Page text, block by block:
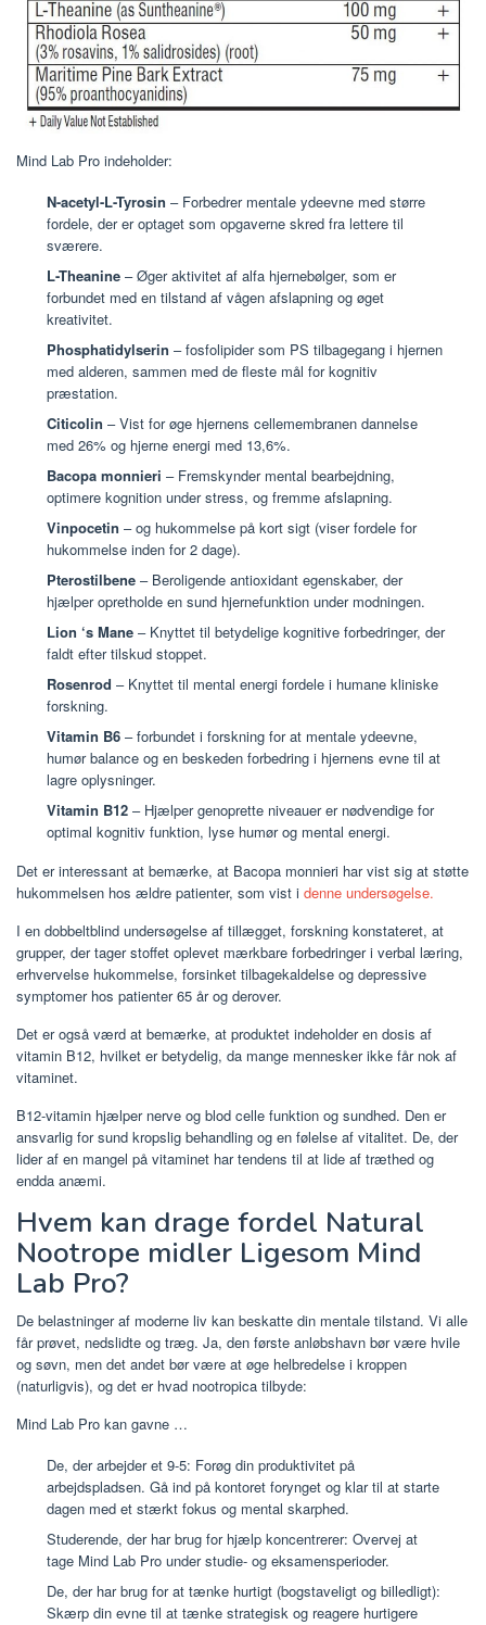
Mind Lab Pro indeholder:
N-acetyl-L-Tyrosin – Forbedrer mentale ydeevne med større
fordele, der er optaget som opgaverne skred fra lettere til
sværere.
L-Theanine – Øger aktivitet af alfa hjernebølger, som er
forbundet med en tilstand af vågen afslapning og øget
kreativitet.
Phosphatidylserin – fosfolipider som PS tilbagegang i hjernen
med alderen, sammen med de fleste mål for kognitiv
præstation.
Citicolin – Vist for øge hjernens cellemembranen dannelse
med 26% og hjerne energi med 13,6%.
Bacopa monnieri – Fremskynder mental bearbejdning,
optimere kognition under stress, og fremme afslapning.
Vinpocetin – og hukommelse på kort sigt (viser fordele for
hukommelse inden for 2 dage).
Pterostilbene – Beroligende antioxidant egenskaber, der
hjælper opretholde en sund hjernefunktion under modningen.
Lion ‘s Mane – Knyttet til betydelige kognitive forbedringer, der
faldt efter tilskud stoppet.
Rosenrod – Knyttet til mental energi fordele i humane kliniske
forskning.
Vitamin B6 – forbundet i forskning for at mentale ydeevne,
humør balance og en beskeden forbedring i hjernens evne til at
lagre oplysninger.
Vitamin B12 – Hjælper genoprette niveauer er nødvendige for
optimal kognitiv funktion, lyse humør og mental energi.
Det er interessant at bemærke, at Bacopa monnieri har vist sig at støtte
hukommelsen hos ældre patienter, som vist i denne undersøgelse.
I en dobbeltblind undersøgelse af tillægget, forskning konstateret, at
grupper, der tager stoffet oplevet mærkbare forbedringer i verbal læring,
erhvervelse hukommelse, forsinket tilbagekaldelse og depressive
symptomer hos patienter 65 år og derover.
Det er også værd at bemærke, at produktet indeholder en dosis af
vitamin B12, hvilket er betydelig, da mange mennesker ikke får nok af
vitaminet.
B12-vitamin hjælper nerve og blod celle funktion og sundhed. Den er
ansvarlig for sund kropslig behandling og en følelse af vitalitet. De, der
lider af en mangel på vitaminet har tendens til at lide af træthed og
endda anæmi.
Hvem kan drage fordel Natural
Nootrope midler Ligesom Mind
Lab Pro?
De belastninger af moderne liv kan beskatte din mentale tilstand. Vi alle
får prøvet, nedslidte og træg. Ja, den første anløbshavn bør være hvile
og søvn, men det andet bør være at øge helbredelse i kroppen
(naturligvis), og det er hvad nootropica tilbyde:
Mind Lab Pro kan gavne …
De, der arbejder et 9-5: Forøg din produktivitet på
arbejdspladsen. Gå ind på kontoret forynget og klar til at starte
dagen med et stærkt fokus og mental skarphed.
Studerende, der har brug for hjælp koncentrerer: Overvej at
tage Mind Lab Pro under studie- og eksamensperioder.
De, der har brug for at tænke hurtigt (bogstaveligt og billedligt):
Skærp din evne til at tænke strategisk og reagere hurtigere